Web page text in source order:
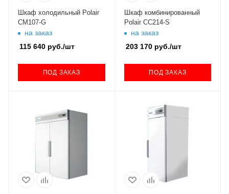
Шкаф холодильный Polair
CM107-G
на заказ
115 640 руб./шт
ПОД ЗАКАЗ
Шкаф комбинированный
Polair CC214-S
на заказ
203 170руб./шт
ПОД ЗАКАЗ